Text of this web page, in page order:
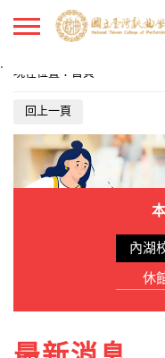
.
現在位置 ： 首頁
回上一頁
內湖
休